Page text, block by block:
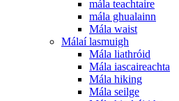
mála teachtaire
mála ghualainn
Mála waist
Málaí lasmuigh
Mála liathróid
Mála iascaireachta
Mála hiking
Mála seilge